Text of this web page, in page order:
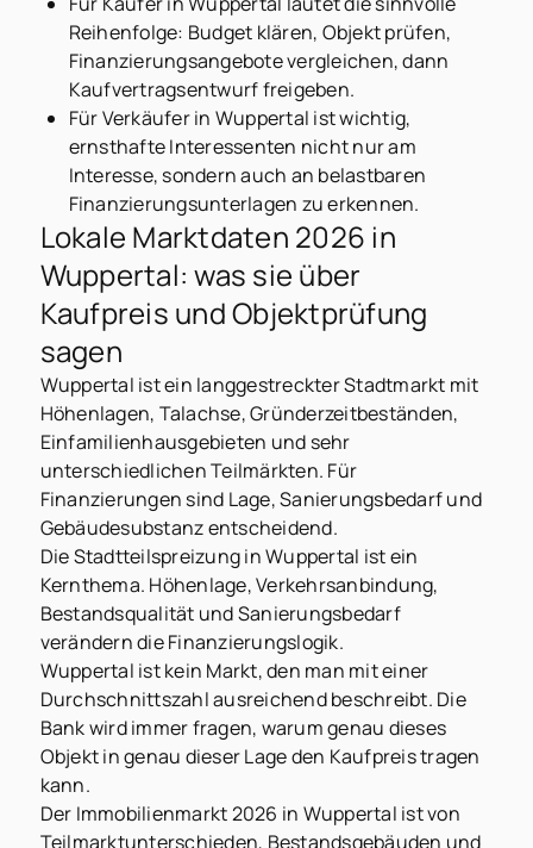
Reihenfolge: Budget klären, Objekt prüfen,
Finanzierungsangebote vergleichen, dann
Kaufvertragsentwurf freigeben.
Für Verkäufer in Wuppertal ist wichtig,
ernsthafte Interessenten nicht nur am
Interesse, sondern auch an belastbaren
Finanzierungsunterlagen zu erkennen.
Lokale Marktdaten 2026 in
Wuppertal: was sie über
Kaufpreis und Objektprüfung
sagen
Wuppertal ist ein langgestreckter Stadtmarkt mit
Höhenlagen, Talachse, Gründerzeitbeständen,
Einfamilienhausgebieten und sehr
unterschiedlichen Teilmärkten. Für
Finanzierungen sind Lage, Sanierungsbedarf und
Gebäudesubstanz entscheidend.
Die Stadtteilspreizung in Wuppertal ist ein
Kernthema. Höhenlage, Verkehrsanbindung,
Bestandsqualität und Sanierungsbedarf
verändern die Finanzierungslogik.
Wuppertal ist kein Markt, den man mit einer
Durchschnittszahl ausreichend beschreibt. Die
Bank wird immer fragen, warum genau dieses
Objekt in genau dieser Lage den Kaufpreis tragen
kann.
Der Immobilienmarkt 2026 in Wuppertal ist von
Teilmarktunterschieden, Bestandsgebäuden und